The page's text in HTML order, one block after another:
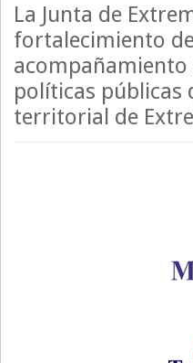
La Junta de
fortalecimiento
acompañamiento
políticas públicas
territorial de